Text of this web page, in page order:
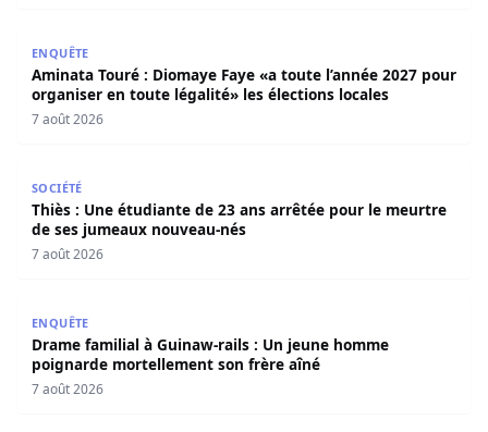
ENQUÊTE
Aminata Touré : Diomaye Faye «a toute l’année 2027 pour
organiser en toute légalité» les élections locales
7 août 2026
SOCIÉTÉ
Thiès : Une étudiante de 23 ans arrêtée pour le meurtre
de ses jumeaux nouveau-nés
7 août 2026
ENQUÊTE
Drame familial à Guinaw-rails : Un jeune homme
poignarde mortellement son frère aîné
7 août 2026